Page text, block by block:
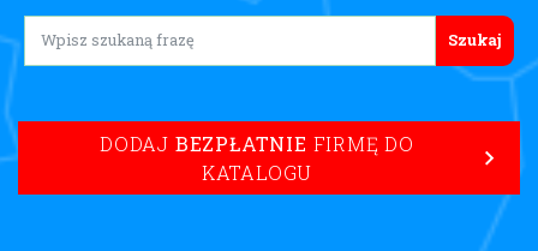
Lorem ipsum
DODAJ BEZPŁATNIE FIRMĘ DO
KATALOGU